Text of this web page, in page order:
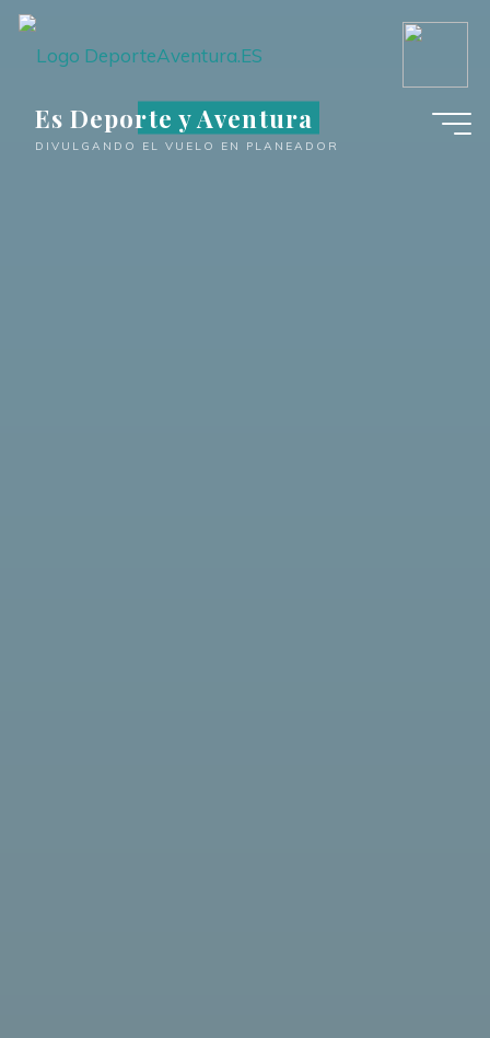
Saltar
Es Deporte y Aventura
DIVULGANDO EL VUELO EN PLANEADOR